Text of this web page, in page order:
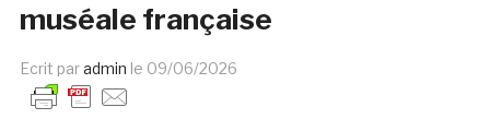
muséale française
Ecrit paradmin le 09/06/2026